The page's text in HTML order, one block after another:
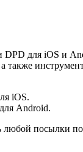
для iOS и
iOS.
для Android.
любой